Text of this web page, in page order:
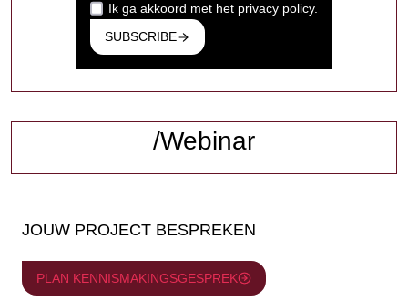
Ik ga akkoord met het privacy policy.
SUBSCRIBE
/Webinar
JOUW PROJECT BESPREKEN
PLAN KENNISMAKINGSGESPREK